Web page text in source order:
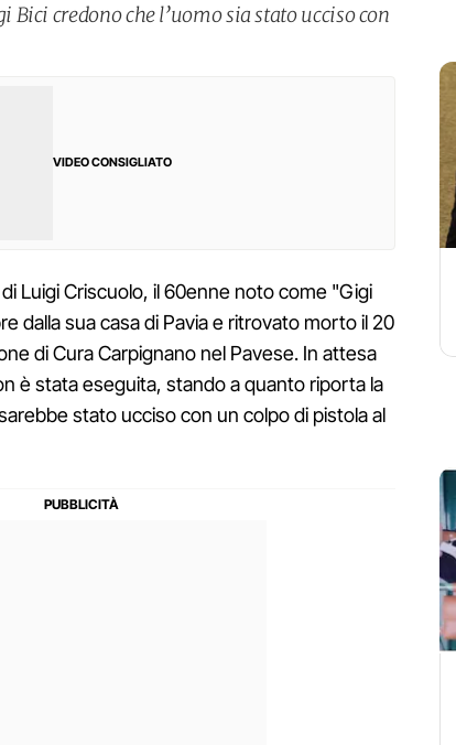
credono che l’uomo sia stato ucciso con
VIDEO CONSIGLIATO
Luigi Criscuolo, il 60enne noto come "Gigi
dalla sua casa di Pavia e ritrovato morto il 20
di Cura Carpignano nel Pavese. In attesa
è stata eseguita, stando a quanto riporta la
stato ucciso con un colpo di pistola al